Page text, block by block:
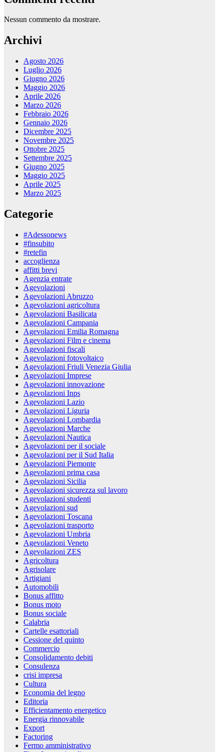
Nessun commento da mostrare.
Archivi
Agosto 2026
Luglio 2026
Giugno 2026
Maggio 2026
Aprile 2026
Marzo 2026
Febbraio 2026
Gennaio 2026
Dicembre 2025
Novembre 2025
Ottobre 2025
Settembre 2025
Giugno 2025
Maggio 2025
Aprile 2025
Marzo 2025
Categorie
#Adessonews
#finsubito
#retefin
accoglienza
affitti brevi
Agenzia entrate
Agevolazioni
Agevolazioni Abruzzo
Agevolazioni agricoltura
Agevolazioni Basilicata
Agevolazioni Campania
Agevolazioni Emilia Romagna
Agevolazioni Film e cinema
Agevolazioni fiscali
Agevolazioni fotovoltaico
Agevolazioni Friuli Venezia Giulia
Agevolazioni Imprese
Agevolazioni innovazione
Agevolazioni Inps
Agevolazioni Lazio
Agevolazioni Liguria
Agevolazioni Lombardia
Agevolazioni Marche
Agevolazioni Nautica
Agevolazioni per il sociale
Agevolazioni per il Sud Italia
Agevolazioni Piemonte
Agevolazioni prima casa
Agevolazioni Sicilia
Agevolazioni sicurezza sul lavoro
Agevolazioni studenti
Agevolazioni sud
Agevolazioni Toscana
Agevolazioni trasporto
Agevolazioni Umbria
Agevolazioni Veneto
Agevolazioni ZES
Agricoltura
Agrisolare
Artigiani
Automobili
Bonus affitto
Bonus moto
Bonus sociale
Calabria
Cartelle esattoriali
Cessione del quinto
Commercio
Consolidamento debiti
Consulenza
crisi impresa
Cultura
Economia del legno
Editoria
Efficientamento energetico
Energia rinnovabile
Export
Factoring
Fermo amministrativo